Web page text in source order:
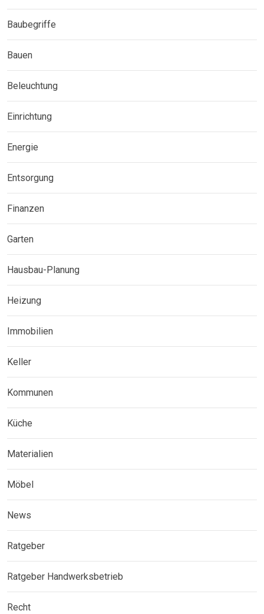
Baubegriffe
Bauen
Beleuchtung
Einrichtung
Energie
Entsorgung
Finanzen
Garten
Hausbau-Planung
Heizung
Immobilien
Keller
Kommunen
Küche
Materialien
Möbel
News
Ratgeber
Ratgeber Handwerksbetrieb
Recht